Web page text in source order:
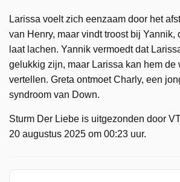
Larissa voelt zich eenzaam door het
van Henry, maar vindt troost bij Yannik,
laat lachen. Yannik vermoedt dat
gelukkig zijn, maar Larissa kan hem de
vertellen. Greta ontmoet Charly, een
syndroom van Down.
Sturm Der Liebe is uitgezonden door
20 augustus 2025 om 00:23 uur.